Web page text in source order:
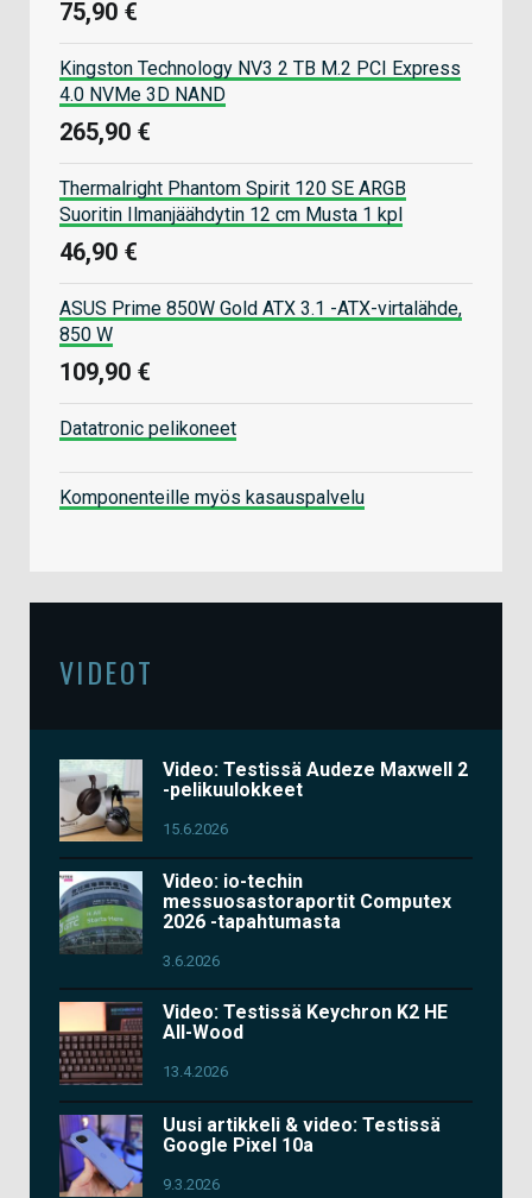
75,90 €
Kingston Technology NV3 2 TB M.2 PCI Express
4.0 NVMe 3D NAND
265,90 €
Thermalright Phantom Spirit 120 SE ARGB
Suoritin Ilmanjäähdytin 12 cm Musta 1 kpl
46,90 €
ASUS Prime 850W Gold ATX 3.1 -ATX-virtalähde,
850 W
109,90 €
Datatronic pelikoneet
Komponenteille myös kasauspalvelu
VIDEOT
Video: Testissä Audeze Maxwell 2
-pelikuulokkeet
15.6.2026
Video: io-techin
messuosastoraportit Computex
2026 -tapahtumasta
3.6.2026
Video: Testissä Keychron K2 HE
All-Wood
13.4.2026
Uusi artikkeli & video: Testissä
Google Pixel 10a
9.3.2026